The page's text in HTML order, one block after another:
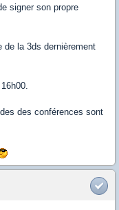
signer son propre
de la 3ds dernièrement
des conférences sont